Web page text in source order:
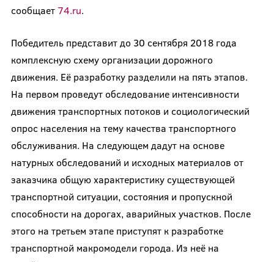
сообщает 74.ru.
Победитель представит до 30 сентября 2018 года
комплексную схему организации дорожного
движения. Её разработку разделили на пять этапов.
На первом проведут обследование интенсивности
движения транспортных потоков и социологический
опрос населения на тему качества транспортного
обслуживания. На следующем дадут на основе
натурных обследований и исходных материалов от
заказчика общую характеристику существующей
транспортной ситуации, состояния и пропускной
способности на дорогах, аварийных участков. После
этого на третьем этапе приступят к разработке
транспортной макромодели города. Из неё на